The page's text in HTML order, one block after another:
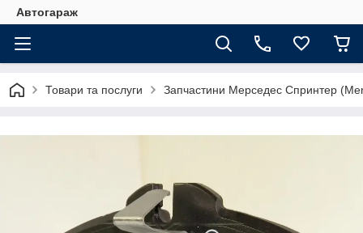
Автогараж
Товари та послуги Запчастини Мерседес Спринтер